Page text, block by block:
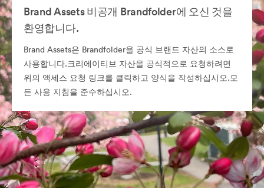
Brand Assets 비공개 Brandfolder에 오신 것을
환영합니다.
Brand Assets은 Brandfolder을 공식 브랜드 자산의 소스로
사용합니다.크리에이티브 자산을 공식적으로 요청하려면
위의 액세스 요청 링크를 클릭하고 양식을 작성하십시오.모
든 사용 지침을 준수하십시오.